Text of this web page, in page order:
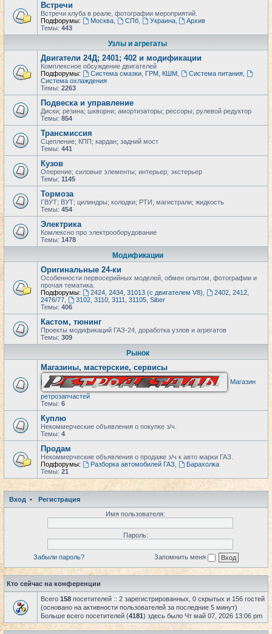
Встречи
Встречи клуба в реале, фотографии мероприятий.
Подфорумы:
Москва, СПб, Украина,
Архив
Темы: 443
Узлы и агрегаты
Двигатели 24Д; 2401; 402 и модификации
Комплексное обсуждение двигателей
Подфорумы:
Система смазки, ГРМ, КШМ, Система питания,
Система охлаждения
Темы: 2263
Подвеска и управление
Диски; резина; шкворни; амортизаторы; рессоры; рулевой редуктор
Темы: 854
Трансмиссия
Сцепление; КПП; кардан; задний мост
Темы: 441
Кузов
Оперение; силовые элементы; интерьер; экстерьер
Темы: 1145
Тормоза
ГВУТ; ВУТ; цилиндры; колодки; РТИ; магистрали; жидкость
Темы: 454
Электрика
Комлексно про электрооборудование
Темы: 1478
Модификации
Оригинальные 24-ки
Особенности первосерийных моделей, обмен опытом, фотографии и
прочая тематика.
Подфорумы:
2424, 2434, 31013 (с двигателем V8)
2402, 2412,
2476/77
3102, 3110, 3111, 31105, Siber
Темы: 406
Кастом, тюнинг
Проекты модификаций ГАЗ-24, доработка узлов и агрегатов
Темы: 309
Рынок
Магазины, мастерские, сервисы
Магазин
ретрозапчастей
Темы: 6
Куплю
Некоммерческие объявления о покупке з/ч.
Темы: 4
Продам
Некоммерческие объявления о продаже з/ч к авто марки ГАЗ.
Подфорумы:
Разборка автомобилей ГАЗ
Барахолка
Темы: 21
Вход •
Регистрация
Имя пользователя:
Пароль:
Забыли пароль? Запомнить меня
Кто сейчас на конференции
Всего 158 посетителей :: 2 зарегистрированных, 0 скрытых и 156 гостей
(основано на активности пользователей за последние 5 минут)
Больше всего посетителей (4181) здесь было Чт май 07, 2026 13:06 pm